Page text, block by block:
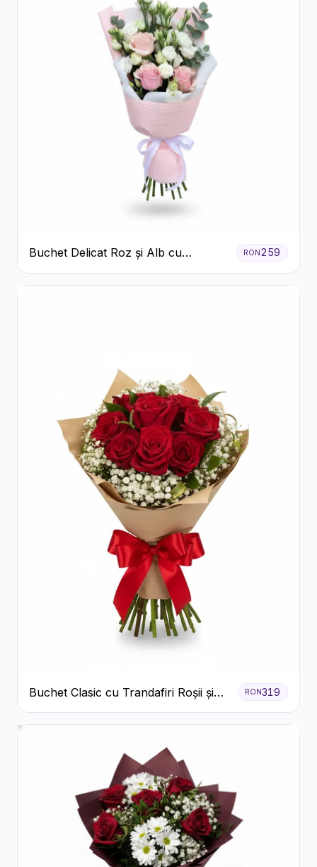
Buchet Delicat Roz și Alb cu
Trandafiri și Lisianthus
RON259
Buchet Clasic cu Trandafiri Roșii și
Gypsophila
RON319